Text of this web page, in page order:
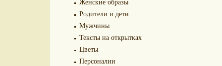
Родители и дети
Мужчины
Тексты на открытках
Цветы
Персоналии